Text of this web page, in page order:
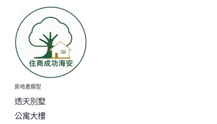
房地產類型
透天別墅
公寓大樓